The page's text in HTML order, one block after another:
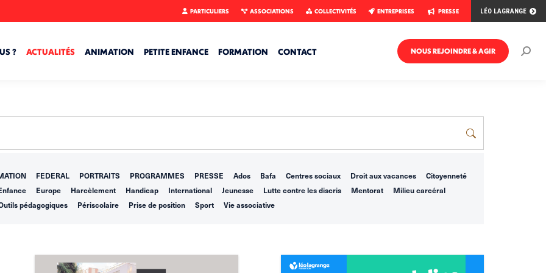
PARTICULIERS ASSOCIATIONS COLLECTIVITÉS ENTREPRISES PRESSE LÉO LAGRANGE
? ACTUALITÉS ANIMATION PETITE ENFANCE FORMATION CONTACT NOUS REJOINDRE & AGIR
FEDERAL PORTRAITS PROGRAMMES PRESSE Ados Bafa Centres sociaux Droit aux vacances
Citoyenneté
Europe Harcèlement Handicap International Jeunesse Lutte contre les discris Mentorat
Milieu carcéral
pédagogiques
Périscolaire Prise de position Sport Vie associative